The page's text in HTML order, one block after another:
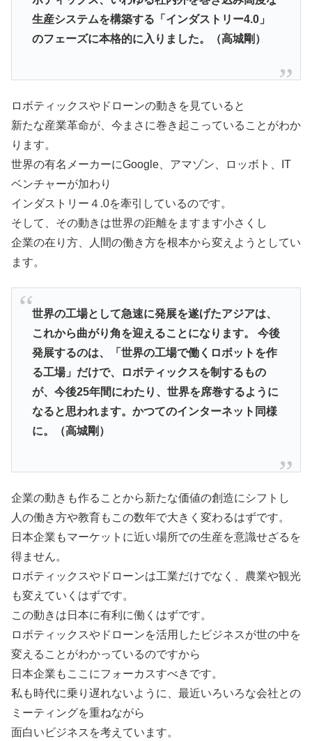
生産システムを構築する「インダストリー4.0」
のフェーズに本格的に入りました。（高城剛）
ロボティックスやドローンの動きを見ていると
新たな産業革命が、今まさに巻き起こっていることがわか
ります。
世界の有名メーカーにGoogle、アマゾン、ロッボト、IT
ベンチャーが加わり
インダストリー４.0を牽引しているのです。
そして、その動きは世界の距離をますます小さくし
企業の在り方、人間の働き方を根本から変えようとしてい
ます。
世界の工場として急速に発展を遂げたアジアは、
これから曲がり角を迎えることになります。 今後
発展するのは、「世界の工場で働くロボットを作
る工場」だけで、ロボティックスを制するもの
が、今後25年間にわたり、世界を席巻するように
なると思われます。かつてのインターネット同様
に。（高城剛）
企業の動きも作ることから新たな価値の創造にシフトし
人の働き方や教育もこの数年で大きく変わるはずです。
日本企業もマーケットに近い場所での生産を意識せざるを
得ません。
ロボティックスやドローンは工業だけでなく、農業や観光
も変えていくはずです。
この動きは日本に有利に働くはずです。
ロボティックスやドローンを活用したビジネスが世の中を
変えることがわかっているのですから
日本企業もここにフォーカスすべきです。
私も時代に乗り遅れないように、最近いろいろな会社との
ミーティングを重ねながら
面白いビジネスを考えています。